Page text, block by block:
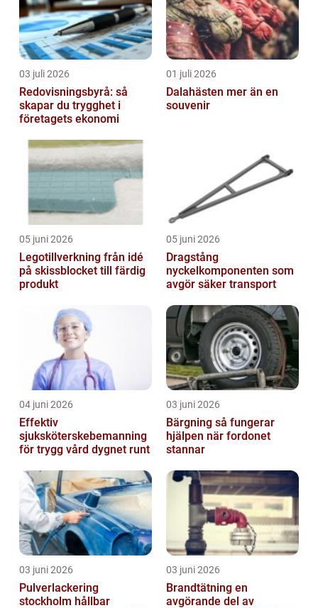
03 juli 2026
Redovisningsbyrå: så
skapar du trygghet i
företagets ekonomi
01 juli 2026
Dalahästen mer än en
souvenir
05 juni 2026
Legotillverkning från idé
på skissblocket till färdig
produkt
05 juni 2026
Dragstång
nyckelkomponenten som
avgör säker transport
04 juni 2026
Effektiv
sjuksköterskebemanning
för trygg vård dygnet runt
03 juni 2026
Bärgning så fungerar
hjälpen när fordonet
stannar
03 juni 2026
Pulverlackering
stockholm hållbar
03 juni 2026
Brandtätning en
avgörande del av